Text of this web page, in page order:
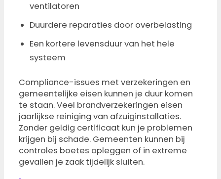
ventilatoren
Duurdere reparaties door overbelasting
Een kortere levensduur van het hele
systeem
Compliance-issues met verzekeringen en
gemeentelijke eisen kunnen je duur komen
te staan. Veel brandverzekeringen eisen
jaarlijkse reiniging van afzuiginstallaties.
Zonder geldig certificaat kun je problemen
krijgen bij schade. Gemeenten kunnen bij
controles boetes opleggen of in extreme
gevallen je zaak tijdelijk sluiten.